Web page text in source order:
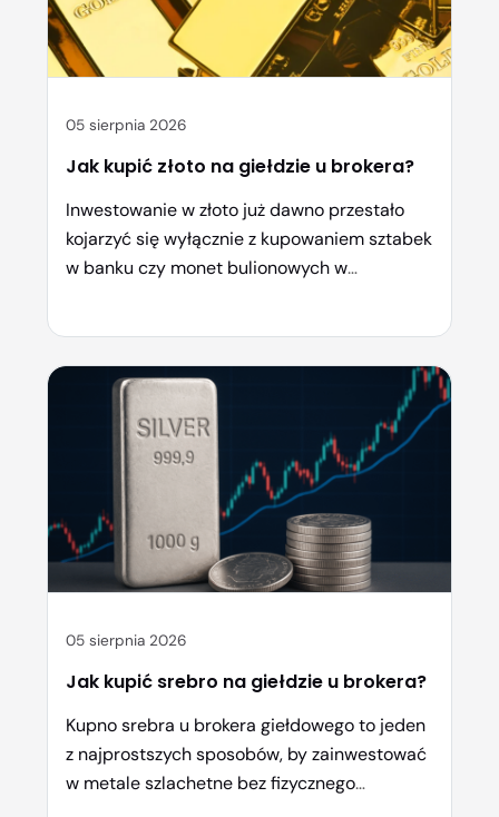
05 sierpnia 2026
Jak kupić złoto na giełdzie u brokera?
Inwestowanie w złoto już dawno przestało
kojarzyć się wyłącznie z kupowaniem sztabek
w banku czy monet bulionowych w
w kilka kliknięć kupić złoto na giełdzie, bez
fizycznego przechowywania kruszcu. W
artykule pokazuję, jak wygląda taki proces
05 sierpnia 2026
Jak kupić srebro na giełdzie u brokera?
Kupno srebra u brokera giełdowego to jeden
z najprostszych sposobów, by zainwestować
w metale szlachetne bez fizycznego